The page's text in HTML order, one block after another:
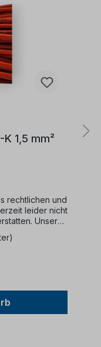
1,5 mm²
rechtlichen und
leider nicht
Unser
Meter
Kabel ist für